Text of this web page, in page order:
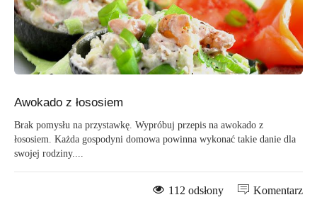
Awokado z łososiem
Brak pomysłu na przystawkę. Wypróbuj przepis na awokado z
łososiem. Każda gospodyni domowa powinna wykonać takie danie dla
swojej rodziny....
Komentarz
112 odsłony